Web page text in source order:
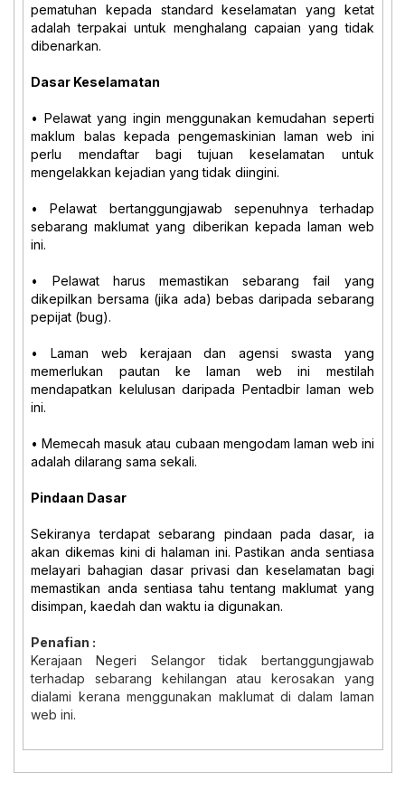
pematuhan kepada standard keselamatan yang ketat
adalah terpakai untuk menghalang capaian yang tidak
dibenarkan.
Dasar Keselamatan
• Pelawat yang ingin menggunakan kemudahan seperti
maklum balas kepada pengemaskinian laman web ini
perlu mendaftar bagi tujuan keselamatan untuk
mengelakkan kejadian yang tidak diingini.
• Pelawat bertanggungjawab sepenuhnya terhadap
sebarang maklumat yang diberikan kepada laman web
ini.
• Pelawat harus memastikan sebarang fail yang
dikepilkan bersama (jika ada) bebas daripada sebarang
pepijat (bug).
• Laman web kerajaan dan agensi swasta yang
memerlukan pautan ke laman web ini mestilah
mendapatkan kelulusan daripada Pentadbir laman web
ini.
• Memecah masuk atau cubaan mengodam laman web ini
adalah dilarang sama sekali.
Pindaan Dasar
Sekiranya terdapat sebarang pindaan pada dasar, ia
akan dikemas kini di halaman ini. Pastikan anda sentiasa
melayari bahagian dasar privasi dan keselamatan bagi
memastikan anda sentiasa tahu tentang maklumat yang
disimpan, kaedah dan waktu ia digunakan.
Penafian :
Kerajaan Negeri Selangor tidak bertanggungjawab
terhadap sebarang kehilangan atau kerosakan yang
dialami kerana menggunakan maklumat di dalam laman
web ini.